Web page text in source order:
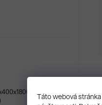
Táto webová